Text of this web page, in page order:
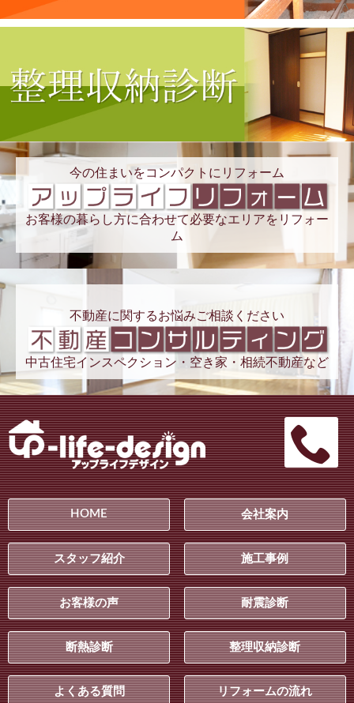
今の住まいをコンパクトにリフォーム
お客様の暮らし方に合わせて必要なエリアをリフォー
ム
不動産に関するお悩みご相談ください
中古住宅インスペクション・空き家・相続不動産など
HOME 会社案内
スタッフ紹介 施工事例
お客様の声 耐震診断
断熱診断 整理収納診断
よくある質問 リフォームの流れ